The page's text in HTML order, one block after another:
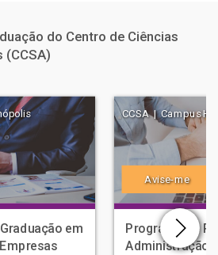
do Centro de Ciências
(CCSA)
em
CCSA | Campus
Avise-me
Programa de
Administração